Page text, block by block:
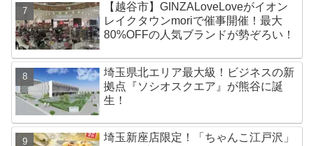
【越谷市】GINZALoveLoveがイオン
レイクタウンmoriで催事開催！最大
80%OFFの人気ブランドが勢ぞろい！
埼玉県北エリア最大級！ビジネスの新
拠点『ソシオスクエア』が熊谷に誕
生！
埼玉新座店限定！「ちゃんこ江戸沢」